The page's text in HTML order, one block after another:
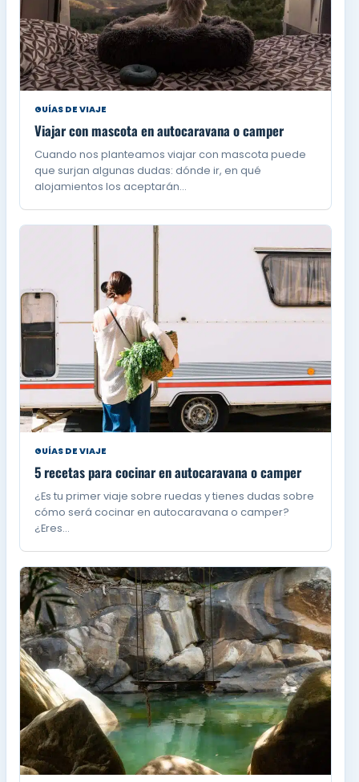
GUÍAS DE VIAJE
Viajar con mascota en autocaravana o camper
Cuando nos planteamos viajar con mascota puede
que surjan algunas dudas: dónde ir, en qué
alojamientos los aceptarán…
GUÍAS DE VIAJE
5 recetas para cocinar en autocaravana o camper
¿Es tu primer viaje sobre ruedas y tienes dudas sobre
cómo será cocinar en autocaravana o camper?
¿Eres…